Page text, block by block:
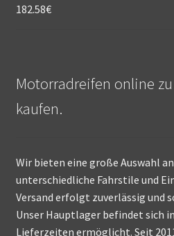
182.58€
Motorradreifen online
kaufen.
Wir bieten eine große Auswahl
unterschiedliche Fahrstile und
Versand erfolgt zuverlässig und
Unser Hauptlager befindet sich
Lieferzeiten ermöglicht. Seit